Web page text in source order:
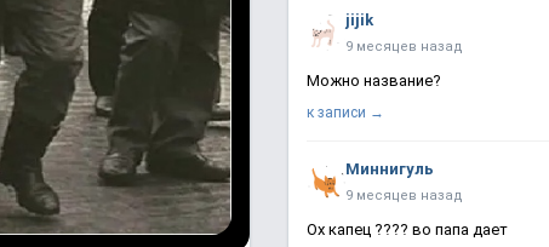
jijik
9 месяцев назад
Можно название?
к записи →
Миннигуль
9 месяцев назад
Ох капец ???? во папа дает